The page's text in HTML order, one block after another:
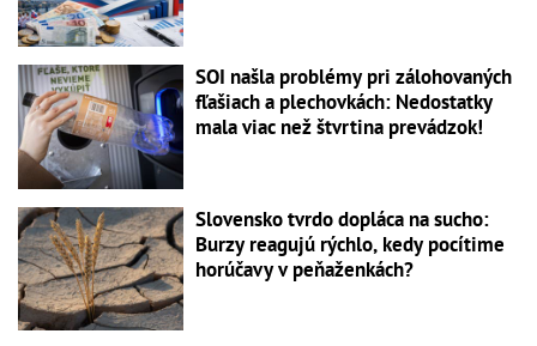
SOI našla problémy pri zálohovaných
fľašiach a plechovkách: Nedostatky
mala viac než štvrtina prevádzok!
Slovensko tvrdo dopláca na sucho:
Burzy reagujú rýchlo, kedy pocítime
horúčavy v peňaženkách?